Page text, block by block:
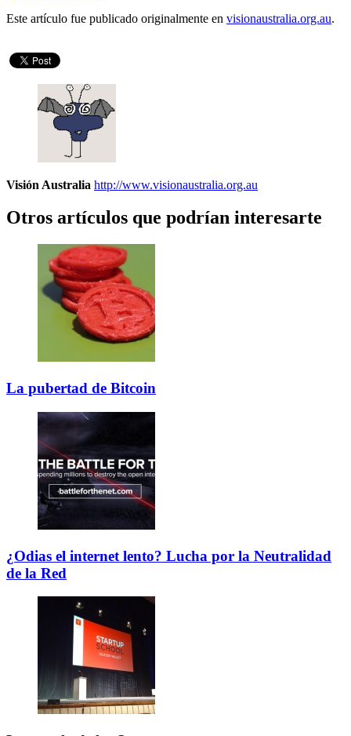
Este artículo fue publicado originalmente en visionaustralia.org.au.
Visión Australia http://www.visionaustralia.org.au
Otros artículos que podrían interesarte
La pubertad de Bitcoin
¿Odias el internet lento? Lucha por la Neutralidad
de la Red